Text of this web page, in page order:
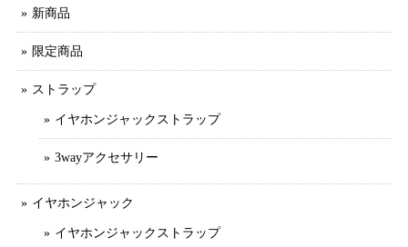
新商品
限定商品
ストラップ
イヤホンジャックストラップ
3wayアクセサリー
イヤホンジャック
イヤホンジャックストラップ